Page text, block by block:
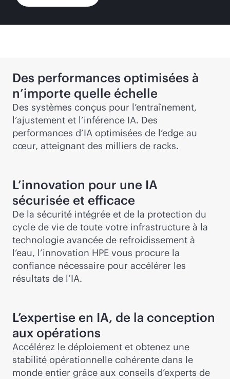
Des performances optimisées à
n’importe quelle échelle
Des systèmes conçus pour l’entraînement,
l’ajustement et l’inférence IA. Des
performances d’IA optimisées de l’edge au
cœur, atteignant des milliers de racks.
L’innovation pour une IA
sécurisée et efficace
De la sécurité intégrée et de la protection du
cycle de vie de toute votre infrastructure à la
technologie avancée de refroidissement à
l’eau, l’innovation HPE vous procure la
confiance nécessaire pour accélérer les
résultats de l’IA.
L’expertise en IA, de la conception
aux opérations
Accélérez le déploiement et obtenez une
stabilité opérationnelle cohérente dans le
monde entier grâce aux conseils d’experts de